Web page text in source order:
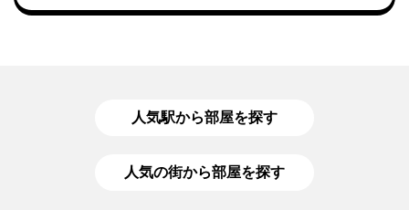
人気駅から部屋を探す
人気の街から部屋を探す